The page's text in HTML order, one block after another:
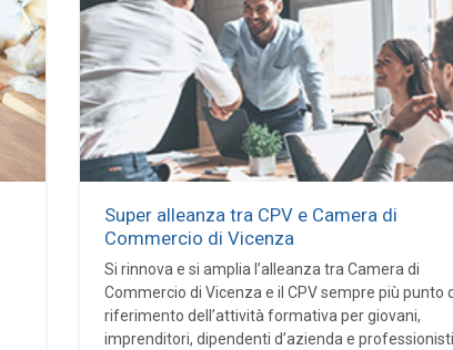
Super alleanza tra CPV e Camera di
Commercio di Vicenza
Si rinnova e si amplia l’alleanza tra Camera di
Commercio di Vicenza e il CPV sempre più punto
riferimento dell’attività formativa per giovani,
imprenditori, dipendenti d’azienda e professionisti